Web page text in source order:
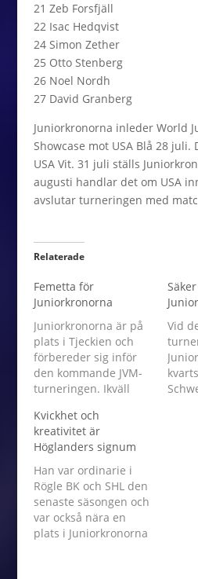
21 Zeb Forsfjäll
22 Isac Hedqvist
24 Simon Zether
25 Otto Stenberg
26 Noel Nordh
27 David Granberg
Juniorkronorna inleder World
Showcase mot USA Blå 28 juli.
USA Vit. 31 juli ställs
augusti handlar det om USA
avslutar turneringen med
Relaterade
Femetta för
Juniorkronorna
Juniorkronorna är på
plats i Tjeckien och
förbereder sig inför
den kommande JVM-
turneringen. Ikväll
hemmanationen i en
landskamp och det
blev seger för
Juniorkronorna - 5-1.
Samuel Fagemo och
Nils Höglander blev
tvåmålsskyttar och det
femte svenska målet
Vid
Kvickhet och
kreativitet är
Höglanders signum
Han var ordinarie i
Rögle BK och SHL den
senaste säsongen och
var också nära en
plats i Juniorkronorna